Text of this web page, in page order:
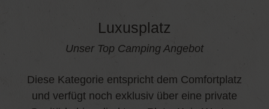
Luxusplatz
Unser Top Camping Angebot
Diese Kategorie entspricht dem Comfortplatz
und verfügt noch exklusiv über eine private